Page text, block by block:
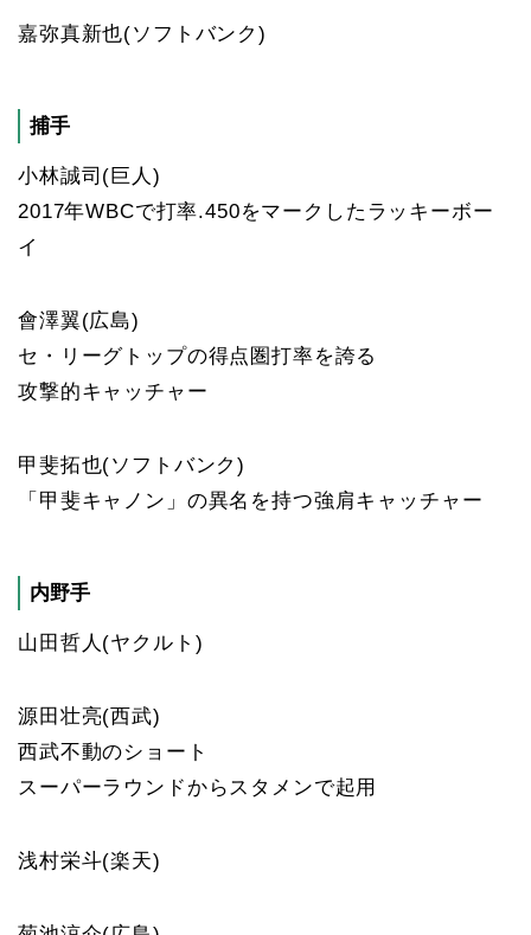
嘉弥真新也(ソフトバンク)
捕手
小林誠司(巨人)
2017年WBCで打率.450をマークしたラッキーボー
イ
會澤翼(広島)
セ・リーグトップの得点圏打率を誇る
攻撃的キャッチャー
甲斐拓也(ソフトバンク)
「甲斐キャノン」の異名を持つ強肩キャッチャー
内野手
山田哲人(ヤクルト)
源田壮亮(西武)
西武不動のショート
スーパーラウンドからスタメンで起用
浅村栄斗(楽天)